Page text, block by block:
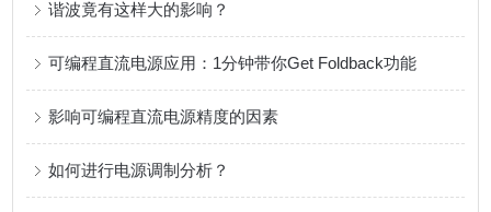
谐波竟有这样大的影响？
可编程直流电源应用：1分钟带你Get Foldback功能
影响可编程直流电源精度的因素
如何进行电源调制分析？